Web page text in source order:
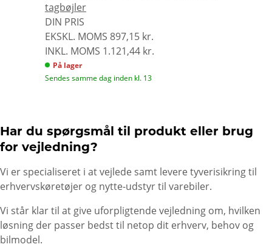
tagbøjler
DIN PRIS
EKSKL. MOMS 897,15 kr.
INKL. MOMS 1.121,44 kr.
På lager
Sendes samme dag inden kl. 13
Har du spørgsmål til produkt eller brug
for vejledning?
Vi er specialiseret i at vejlede samt levere tyverisikring til
erhvervskøretøjer og nytte-udstyr til varebiler.
Vi står klar til at give uforpligtende vejledning om, hvilken
løsning der passer bedst til netop dit erhverv, behov og
bilmodel.